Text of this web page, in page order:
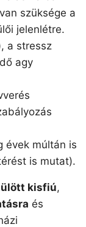
szüksége a
jelenlétre.
a stressz
agy
évek múltán is
is mutat).
kisfiú,
és